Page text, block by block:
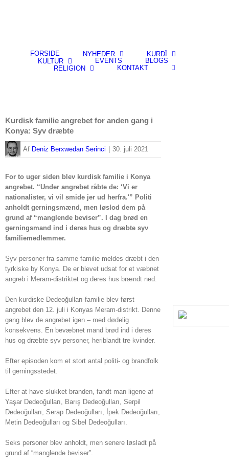
FORSIDE NYHEDER
KURDÎ
KULTUR
EVENTS
BLOGS
RELIGION
KONTAKT
Kurdisk familie angrebet for anden gang i
Konya: Syv dræbte
By Deniz Berxwedan Serinci 30. juli 2021
For to uger siden blev kurdisk familie i Konya
angrebet. “Under angrebet råbte de: ‘Vi er
nationalister, vi vil smide jer ud herfra.'” Politi
anholdt gerningsmænd, men løslod dem på
grund af “manglende beviser”. I dag brød en
gerningsmand ind i deres hus og dræbte syv
familiemedlemmer.
Syv personer fra samme familie meldes dræbt i den
tyrkiske by Konya. De er blevet udsat for et væbnet
angreb i Meram-distriktet og deres hus brændt ned.
Den kurdiske Dedeoğulları-familie blev først
angrebet den 12. juli i Konyas Meram-distrikt. Denne
gang blev de angrebet igen – med dødelig
konsekvens. En bevæbnet mand brød ind i deres
hus og dræbte syv personer, heriblandt tre kvinder.
Efter episoden kom et stort antal politi- og brandfolk
til gerningsstedet.
Efter at have slukket branden, fandt man ligene af
Yaşar Dedeoğulları, Barış Dedeoğulları, Serpil
Dedeoğulları, Serap Dedeoğulları, İpek Dedeoğulları,
Metin Dedeoğulları og Sibel Dedeoğulları.
Seks personer blev anholdt, men senere løsladt på
grund af “manglende beviser”.